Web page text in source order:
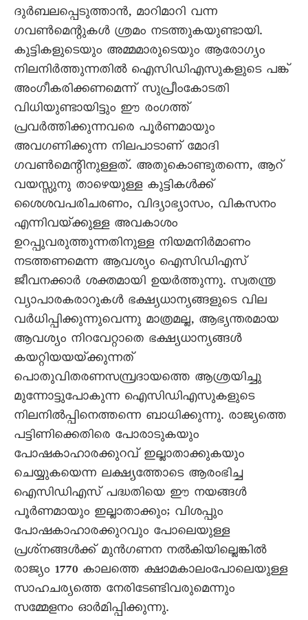
ദുർബലപ്പെടുത്താൻ, മാറിമാറി വന്ന
ഗവൺമെന്റുകൾ ശ്രമം നടത്തുകയുണ്ടായി.
കുട്ടികളുടെയും അമ്മമാരുടെയും ആരോഗ്യം
നിലനിർത്തുന്നതിൽ ഐസിഡിഎസുകളുടെ പങ്ക്‌
അംഗീകരിക്കണമെന്ന്‌ സുപ്രീംകോടതി
വിധിയുണ്ടായിട്ടും ഈ രംഗത്ത്‌
പ്രവർത്തിക്കുന്നവരെ പൂർണമായും
അവഗണിക്കുന്ന നിലപാടാണ്‌ മോദി
ഗവൺമെന്റിനുള്ളത്‌. അതുകൊണ്ടുതന്നെ, ആറ്‌
വയസ്സുനു താഴെയുള്ള കുട്ടികൾക്ക്‌
ശൈശവപരിചരണം, വിദ്യാഭ്യാസം, വികസനം
എന്നിവയ്‌ക്കുള്ള അവകാശം
ഉറപ്പുവരുത്തുന്നതിനുള്ള നിയമനിർമാണം
നടത്തണമെന്ന ആവശ്യം ഐസിഡിഎസ്‌
ജീവനക്കാർ ശക്തമായി ഉയർത്തുന്നു. സ്വതന്ത്ര
വ്യാപാരകരാറുകൾ ഭക്ഷ്യധാന്യങ്ങളുടെ വില
വർധിപ്പിക്കുന്നുവെന്നു മാത്രമല്ല, ആഭ്യന്തരമായ
ആവശ്യം നിറവേറ്റാതെ ഭക്ഷ്യധാന്യങ്ങൾ
കയറ്റിയയയ്‌ക്കുന്നത്‌
പൊതുവിതരണസമ്പ്രദായത്തെ ആശ്രയിച്ചു
മുന്നോട്ടുപോകുന്ന ഐസിഡിഎസുകളുടെ
നിലനിൽപ്പിനെത്തന്നെ ബാധിക്കുന്നു. രാജ്യത്തെ
പട്ടിണിക്കെതിരെ പോരാടുകയും
പോഷകാഹാരക്കുറവ്‌ ഇല്ലാതാക്കുകയും
ചെയ്യുകയെന്ന ലക്ഷ്യത്തോടെ ആരംഭിച്ച
ഐസിഡിഎസ്‌ പദ്ധതിയെ ഈ നയങ്ങൾ
പൂർണമായും ഇല്ലാതാക്കും; വിശപ്പും
പോഷകാഹാരക്കുറവും പോലെയുള്ള
പ്രശ്‌നങ്ങൾക്ക്‌ മുൻഗണന നൽകിയില്ലെങ്കിൽ
രാജ്യം 1770 കാലത്തെ ക്ഷാമകാലംപോലെയുള്ള
സാഹചര്യത്തെ നേരിടേണ്ടിവരുമെന്നും
സമ്മേളനം ഓർമിപ്പിക്കുന്നു.